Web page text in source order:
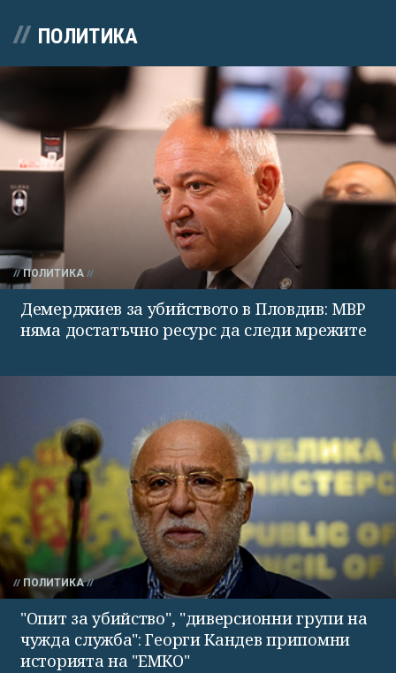
ПОЛИТИКА
ПОЛИТИКА
Демерджиев за убийството в Пловдив: МВР
няма достатъчно ресурс да следи мрежите
ПОЛИТИКА
"Опит за убийство", "диверсионни групи на
чужда служба": Георги Кандев припомни
историята на "ЕМКО"